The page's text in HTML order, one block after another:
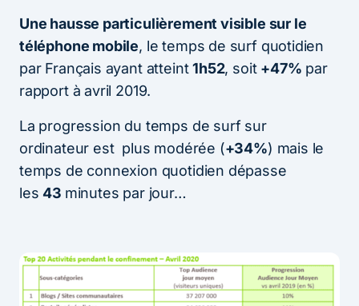
Une hausse particulièrement visible sur le
téléphone mobile, le temps de surf quotidien
par Français ayant atteint1h52, soit +47% par
rapport à avril 2019.
La progression du temps de surf sur
ordinateur est plus modérée (+34%) mais le
temps de connexion quotidien dépasse
les43 minutes par jour…